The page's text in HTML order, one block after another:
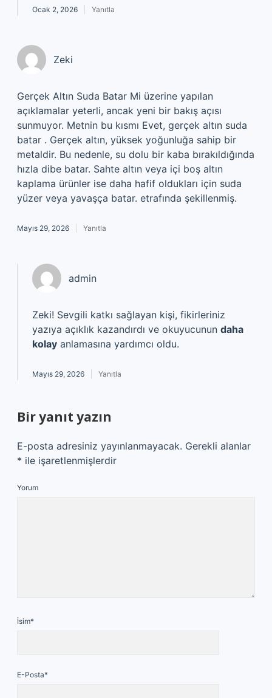
Ocak 2, 2026 Yanıtla
Zeki
Gerçek Altın Suda Batar Mi üzerine yapılan
açıklamalar yeterli, ancak yeni bir bakış açısı
sunmuyor. Metnin bu kısmı Evet, gerçek altın suda
batar . Gerçek altın, yüksek yoğunluğa sahip bir
metaldir. Bu nedenle, su dolu bir kaba bırakıldığında
hızla dibe batar. Sahte altın veya içi boş altın
kaplama ürünler ise daha hafif oldukları için suda
yüzer veya yavaşça batar. etrafında şekillenmiş.
Mayıs 29, 2026 Yanıtla
admin
Zeki! Sevgili katkı sağlayan kişi, fikirleriniz
yazıya açıklık kazandırdı ve okuyucunun daha
kolay anlamasına yardımcı oldu.
Mayıs 29, 2026 Yanıtla
Bir yanıt yazın
E-posta adresiniz yayınlanmayacak. Gerekli alanlar
* ile işaretlenmişlerdir
Yorum
İsim*
E-Posta*